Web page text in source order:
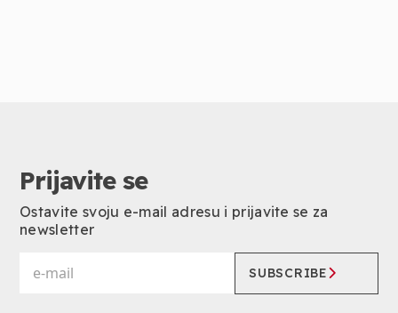
Prijavite se
Ostavite svoju e-mail adresu i prijavite se za
newsletter
SUBSCRIBE